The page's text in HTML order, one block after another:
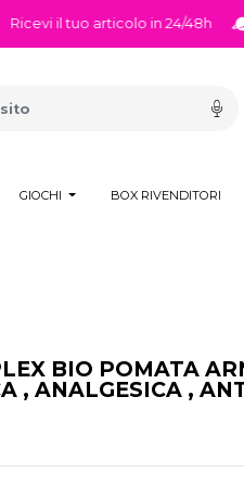
il tuo articolo in 24/48h
GIOCHI BOX RIVENDITORI
BIO POMATA
, ANALGESICA ,